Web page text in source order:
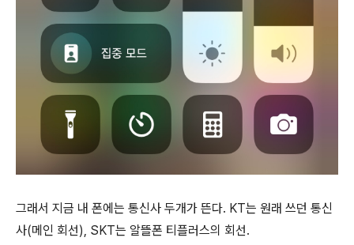
그래서 지금 내 폰에는 통신사 두개가 뜬다. KT는 원래 쓰던 통신
사(메인 회선), SKT는 알뜰폰 티플러스의 회선.